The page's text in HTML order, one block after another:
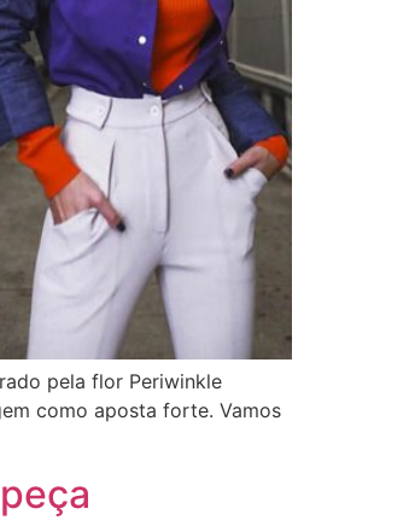
pela flor Periwinkle
como aposta forte. Vamos